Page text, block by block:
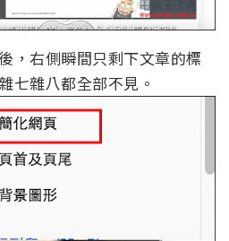
，右側瞬間只剩下文章的標
七雜八都全部不見。